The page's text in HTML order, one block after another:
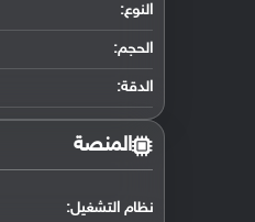
النوع:
الحجم:
الدقة:
المنصة
نظام التشغيل: